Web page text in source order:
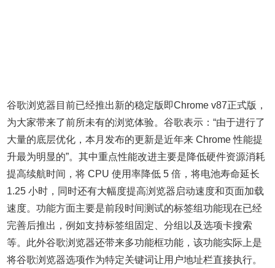
谷歌浏览器目前已经推出新的稳定版即Chrome v87正式版，
为大家带来了前所未有的浏览体验。谷歌表示：“由于进行了
大量的底层优化，本月发布的更新是近年来 Chrome 性能提
升最为明显的”。其中重点性能改进主要是降低硬件资源消耗
提高续航时间，将 CPU 使用率降低 5 倍，将电池寿命延长
1.25 小时，同时还有大幅度提高浏览器启动速度和页面加载
速度。功能方面主要是前段时间测试的标签组功能现在已经
完善后推出，例如支持标签组固定、分组以及选项卡搜索
等。此外谷歌浏览器还带来多功能框功能，该功能实际上是
将谷歌浏览器选项作为特定关键词让用户地址栏直接执行。